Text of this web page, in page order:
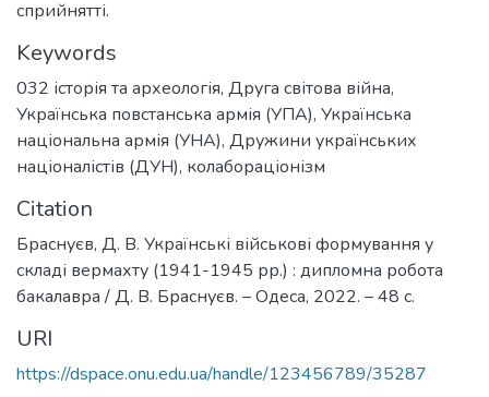
сприйнятті.
Keywords
032 історія та археологія, Друга світова війна,
Українська повстанська армія (УПА), Українська
національна армія (УНА), Дружини українських
націоналістів (ДУН), колабораціонізм
Citation
Браснуєв, Д. В. Українські військові формування у
складі вермахту (1941-1945 рр.) : дипломна робота
бакалавра / Д. В. Браснуєв. – Одеса, 2022. – 48 с.
URI
https://dspace.onu.edu.ua/handle/123456789/35287